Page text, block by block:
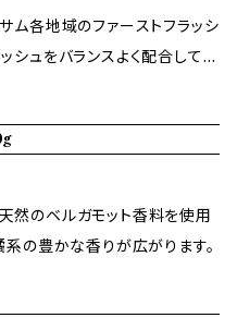
た作品。 Roast Lv:6
ものを感
ム各地域のファーストフラッシ
シュをバランスよく配合してい
然のベルガモット香料を使用
系の豊かな香りが広がります。